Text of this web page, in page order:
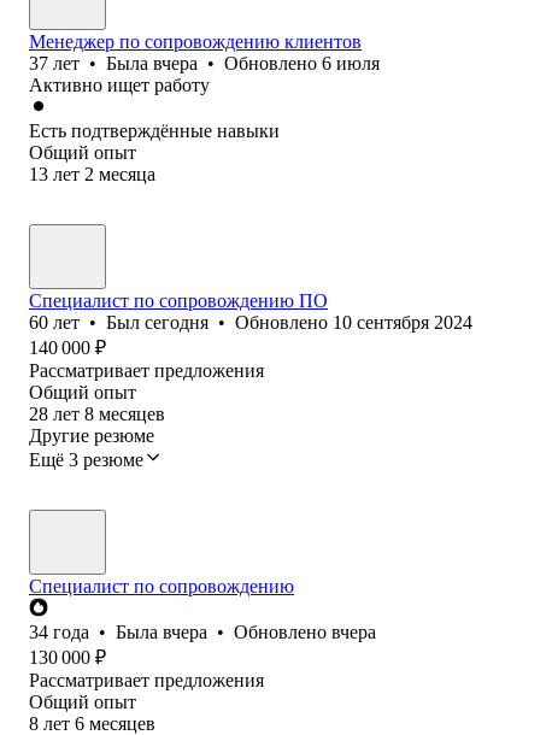
Менеджер по сопровождению клиентов
37 лет • Была вчера • Обновлено 6 июля
Активно ищет работу
Есть подтверждённые навыки
Общий опыт
13 лет 2 месяца
Специалист по сопровождению ПО
60 лет • Был сегодня • Обновлено 10 сентября 2024
140 000 ₽
Рассматривает предложения
Общий опыт
28 лет 8 месяцев
Другие резюме
Ещё 3 резюме
Специалист по сопровождению
34 года • Была вчера • Обновлено вчера
130 000 ₽
Рассматривает предложения
Общий опыт
8 лет 6 месяцев